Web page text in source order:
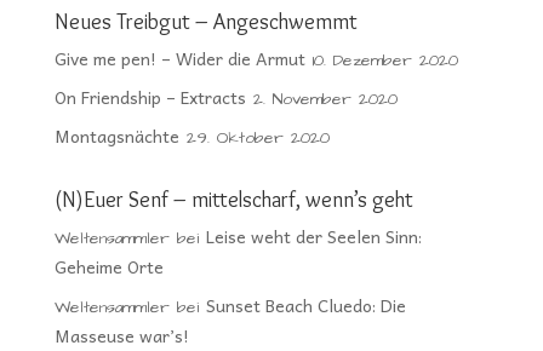
Neues Treibgut – Angeschwemmt
Give me pen! – Wider die Armut 10. Dezember 2020
On Friendship – Extracts 2. November 2020
Montagsnächte 29. Oktober 2020
(N)Euer Senf – mittelscharf, wenn’s geht
Weltensammlerbei Leise weht der Seelen Sinn:
Geheime Orte
Weltensammlerbei Sunset Beach Cluedo: Die
Masseuse war’s!